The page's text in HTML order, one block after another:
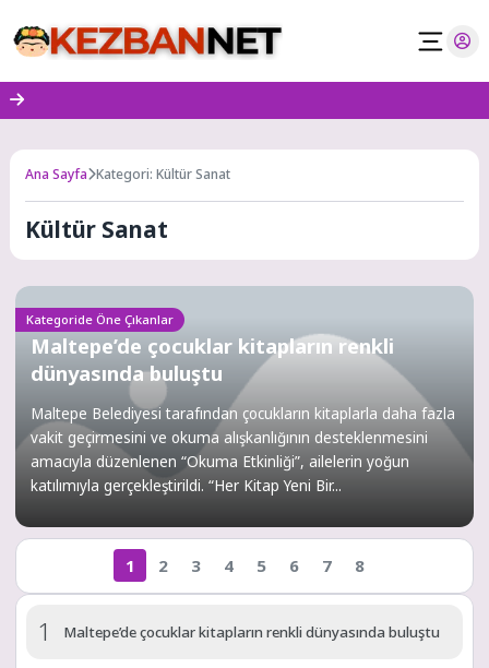
to
content
Ana Sayfa Kategori: Kültür Sanat
Kültür Sanat
Kategoride Öne Çıkanlar
Maltepe’de çocuklar kitapların renkli
dünyasında buluştu
Maltepe Belediyesi tarafından çocukların kitaplarla daha fazla
vakit geçirmesini ve okuma alışkanlığının desteklenmesini
amacıyla düzenlenen “Okuma Etkinliği”, ailelerin yoğun
katılımıyla gerçekleştirildi. “Her Kitap Yeni Bir...
1 2 3 4 5 6 7 8
1 Maltepe’de çocuklar kitapların renkli dünyasında buluştu